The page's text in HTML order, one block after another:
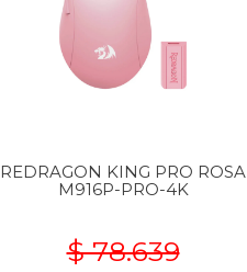
REDRAGON KING PRO ROSA
M916P-PRO-4K
$ 78.639